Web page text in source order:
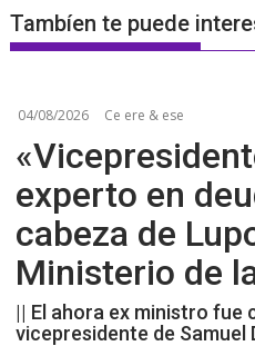
Tambíen te puede
04/08/2026 Ce ere & ese
experto en
cabeza de
Ministerio de
|| El ahora ex ministro fue
vicepresidente de Samuel